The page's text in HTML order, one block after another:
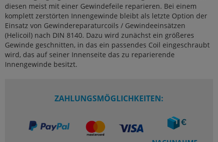
diesen meist mit einer Gewindefeile reparieren. Bei einem
komplett zerstörten Innengewinde bleibt als letzte Option der
Einsatz von Gewindereparaturcoils / Gewindeeinsätzen
(Helicoil) nach DIN 8140. Dazu wird zunächst ein größeres
Gewinde geschnitten, in das ein passendes Coil eingeschraubt
wird, das auf seiner Innenseite das zu reparierende
Innengewinde besitzt.
ZAHLUNGSMÖGLICHKEITEN: